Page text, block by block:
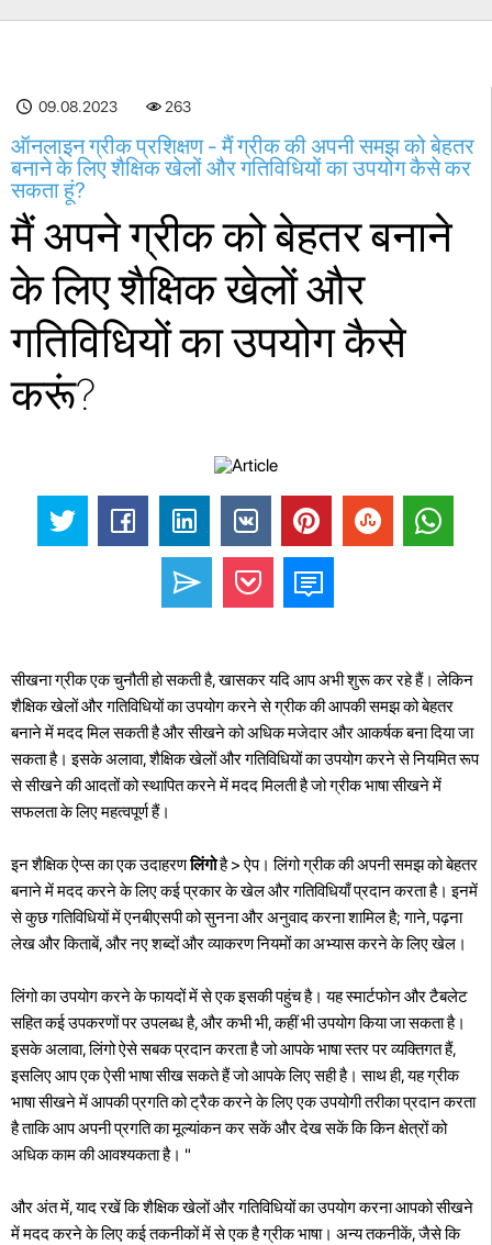
09.08.2023 263
ऑनलाइन ग्रीक प्रशिक्षण - मैं ग्रीक की अपनी समझ को बेहतर
बनाने के लिए शैक्षिक खेलों और गतिविधियों का उपयोग कैसे कर
सकता हूं?
मैं अपने ग्रीक को बेहतर बनाने
के लिए शैक्षिक खेलों और
गतिविधियों का उपयोग कैसे
करूं?
सीखना ग्रीक एक चुनौती हो सकती है, खासकर यदि आप अभी शुरू कर रहे हैं। लेकिन
शैक्षिक खेलों और गतिविधियों का उपयोग करने से ग्रीक की आपकी समझ को बेहतर
बनाने में मदद मिल सकती है और सीखने को अधिक मजेदार और आकर्षक बना दिया जा
सकता है। इसके अलावा, शैक्षिक खेलों और गतिविधियों का उपयोग करने से नियमित रूप
से सीखने की आदतों को स्थापित करने में मदद मिलती है जो ग्रीक भाषा सीखने में
सफलता के लिए महत्वपूर्ण हैं।
इन शैक्षिक ऐप्स का एक उदाहरणलिंगोहै > ऐप। लिंगो ग्रीक की अपनी समझ को बेहतर
बनाने में मदद करने के लिए कई प्रकार के खेल और गतिविधियाँ प्रदान करता है। इनमें
से कुछ गतिविधियों में एनबीएसपी को सुनना और अनुवाद करना शामिल है; गाने, पढ़ना
लेख और किताबें, और नए शब्दों और व्याकरण नियमों का अभ्यास करने के लिए खेल।
लिंगो का उपयोग करने के फायदों में से एक इसकी पहुंच है। यह स्मार्टफोन और टैबलेट
सहित कई उपकरणों पर उपलब्ध है, और कभी भी, कहीं भी उपयोग किया जा सकता है।
इसके अलावा, लिंगो ऐसे सबक प्रदान करता है जो आपके भाषा स्तर पर व्यक्तिगत हैं,
इसलिए आप एक ऐसी भाषा सीख सकते हैं जो आपके लिए सही है। साथ ही, यह ग्रीक
भाषा सीखने में आपकी प्रगति को ट्रैक करने के लिए एक उपयोगी तरीका प्रदान करता
है ताकि आप अपनी प्रगति का मूल्यांकन कर सकें और देख सकें कि किन क्षेत्रों को
अधिक काम की आवश्यकता है। "
और अंत में, याद रखें कि शैक्षिक खेलों और गतिविधियों का उपयोग करना आपको सीखने
में मदद करने के लिए कई तकनीकों में से एक है ग्रीक भाषा। अन्य तकनीकें, जैसे कि